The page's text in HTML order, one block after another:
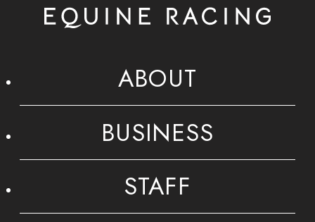
ABOUT
BUSINESS
STAFF